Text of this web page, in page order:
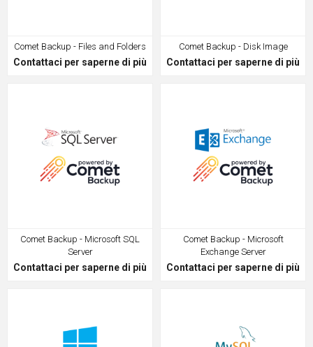
Comet Backup - Files and Folders
Contattaci per saperne di più
Comet Backup - Disk Image
Contattaci per saperne di più
Comet Backup - Microsoft SQL
Server
Contattaci per saperne di più
Comet Backup - Microsoft
Exchange Server
Contattaci per saperne di più